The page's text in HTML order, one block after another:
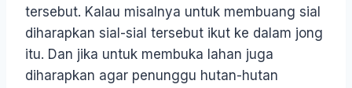
tersebut. Kalau misalnya untuk membuang sial
diharapkan sial-sial tersebut ikut ke dalam jong
itu. Dan jika untuk membuka lahan juga
diharapkan agar penunggu hutan-hutan